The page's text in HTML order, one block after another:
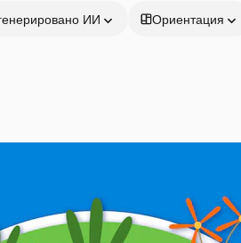
ИИ Ориентация
Продукция